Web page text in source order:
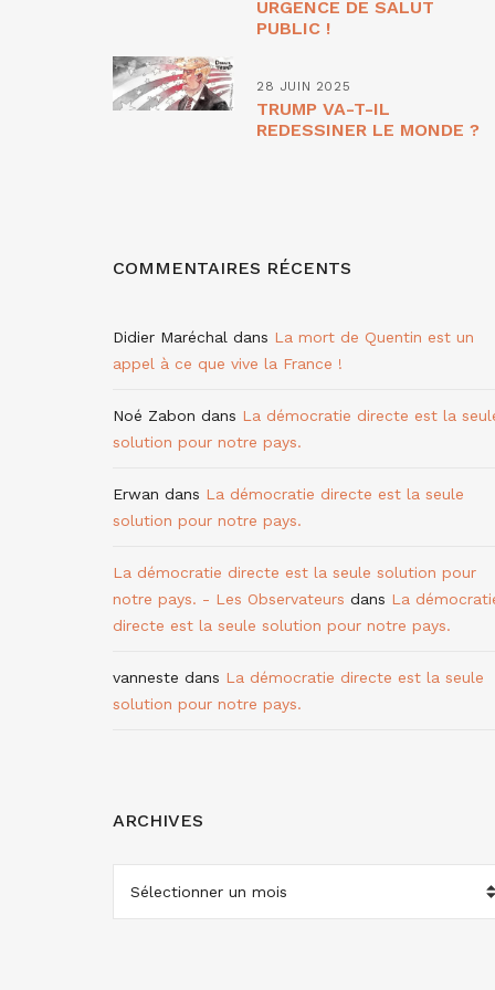
URGENCE DE SALUT
PUBLIC !
28 JUIN 2025
TRUMP VA-T-IL
REDESSINER LE MONDE ?
COMMENTAIRES RÉCENTS
Didier Maréchal dans La mort de Quentin est un
appel à ce que vive la France !
Noé Zabon dans La démocratie directe est la
solution pour notre pays.
Erwan dans La démocratie directe est la seule
solution pour notre pays.
La démocratie directe est la seule solution pour
notre pays. - Les Observateurs dans La
directe est la seule solution pour notre pays.
vanneste dans La démocratie directe est la seule
solution pour notre pays.
ARCHIVES
ARCHIVES